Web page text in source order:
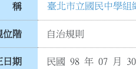
稱 臺北市立國民中學組
位階 自治規則
日期 民國 98 年 07 月